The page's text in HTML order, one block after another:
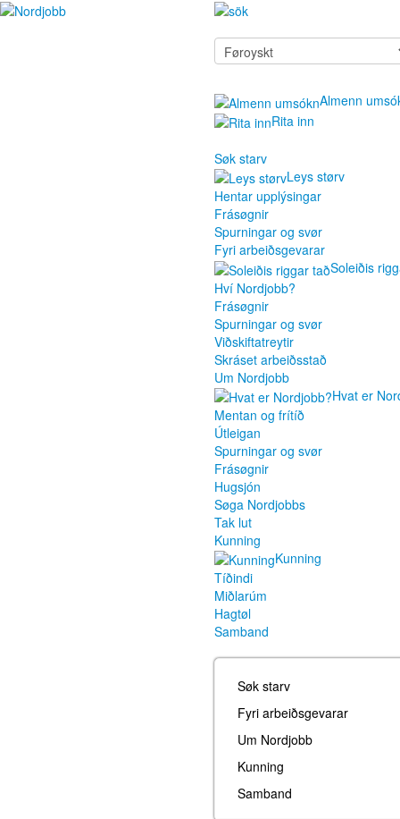
Almenn
Rita inn
Søk starv
Leys størv
Hentar upplýsingar
Frásøgnir
Spurningar og svør
Fyri arbeiðsgevarar
Soleiðis
Hví Nordjobb?
Frásøgnir
Spurningar og svør
Viðskiftatreytir
Skráset arbeiðsstað
Um Nordjobb
Hvat er
Mentan og frítíð
Útleigan
Spurningar og svør
Frásøgnir
Hugsjón
Søga Nordjobbs
Tak lut
Kunning
Kunning
Tíðindi
Miðlarúm
Hagtøl
Samband
Søk starv
Fyri arbeiðsgevarar
Um Nordjobb
Kunning
Samband